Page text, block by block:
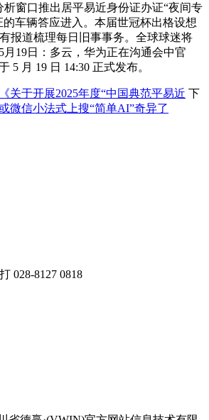
析窗口推出居平易近身份证办证“夜间专
车辆答应进入。本届世冠杯出格设想
报道梳理每日旧事事务。全球球迷将
19日：多云，华为正在沟通会中官
5 月 19 日 14:30 正式发布。
关于开展2025年度“中国典范平易近 下
微信小法式上搜“简单AI”奇异了
028-8127 0818